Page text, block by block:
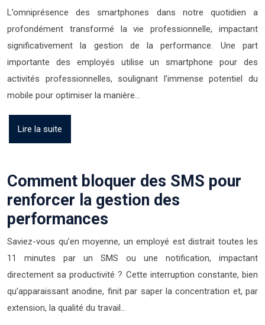
L’omniprésence des smartphones dans notre quotidien a
profondément transformé la vie professionnelle, impactant
significativement la gestion de la performance. Une part
importante des employés utilise un smartphone pour des
activités professionnelles, soulignant l’immense potentiel du
mobile pour optimiser la manière…
Lire la suite
Comment bloquer des SMS pour
renforcer la gestion des
performances
Saviez-vous qu’en moyenne, un employé est distrait toutes les
11 minutes par un SMS ou une notification, impactant
directement sa productivité ? Cette interruption constante, bien
qu’apparaissant anodine, finit par saper la concentration et, par
extension, la qualité du travail…